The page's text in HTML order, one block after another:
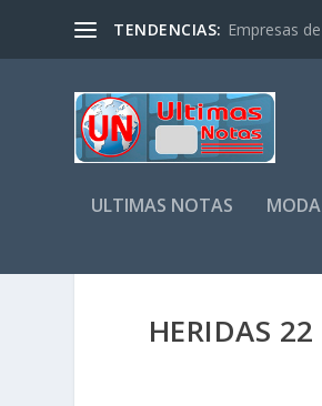
TENDENCIAS: Empresas
ULTIMAS NOTAS MODA
HERIDAS